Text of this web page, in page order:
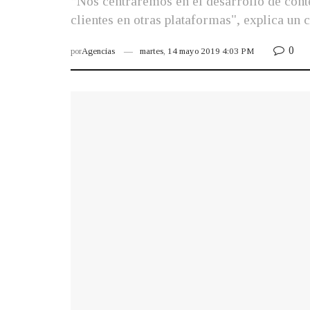
clientes en otras plataformas", explica un
porAgencias martes, 14 mayo 2019 4:03 PM 0